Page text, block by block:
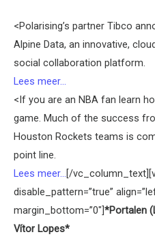
<Polarising’s partner Tibco
Alpine Data, an innovative,
social collaboration platform.
Lees meer...
<If you are an NBA fan learn
game. Much of the success
Houston Rockets teams is
point line.
Lees meer...[/
disable_pattern=”true”
margin_bottom=”0″]*Portalen
Vítor Lopes*